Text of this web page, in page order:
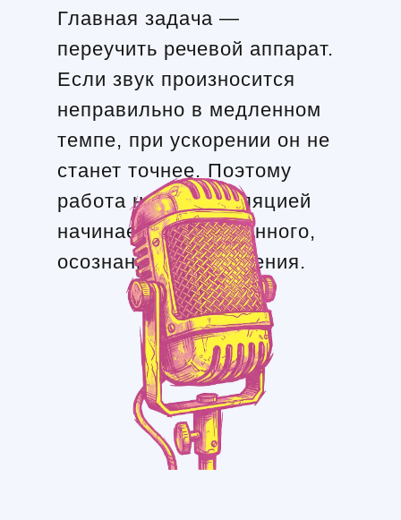
Главная задача —
переучить речевой аппарат.
Если звук произносится
неправильно в медленном
темпе, при ускорении он не
станет точнее. Поэтому
работа над артикуляцией
начинается с медленного,
осознанного повторения.